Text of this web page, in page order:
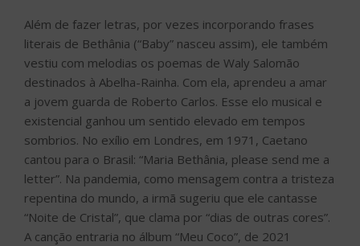
Além de fazer letras, por vezes incorporando frases
literais de Bethânia (“Baby” nasceu assim), ele também
vestiu com melodias os poemas de Waly Salomão
destinados à Abelha-Rainha. Com ela, aprendeu a amar
a jovem guarda de Roberto Carlos. Esse elo musical e
existencial ganhou um sentido elevado em tempos
sombrios. No exílio em Londres, em 1971, Caetano
cantou para o Brasil: “Maria Bethânia, please send me a
letter”. Na pandemia, como mensagem contra a tristeza
repentina do mundo, a irmã sugeriu que ele cantasse
“Noite de Cristal”, que clama por “dias de outras cores”.
A canção entraria no álbum “Meu Coco”, de 2021